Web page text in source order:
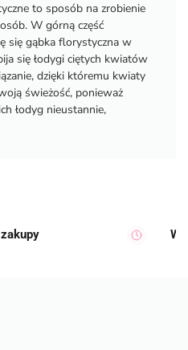
to sposób na zrobienie
W górną część
się gąbka florystyczna w
się łodygi ciętych kwiatów
dzięki któremu kwiaty
świeżość, ponieważ
łodyg nieustannie,